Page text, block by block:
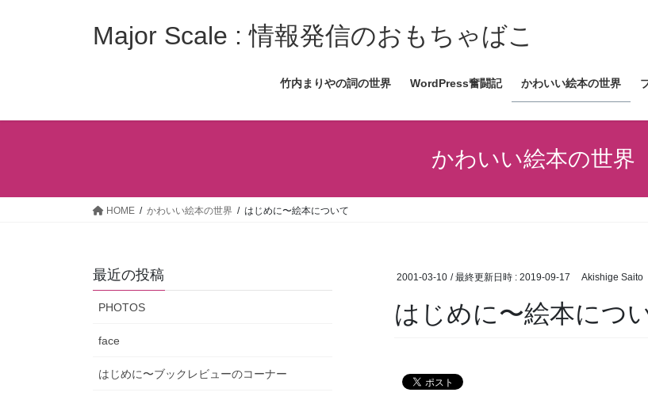
ス
ン
Major Scale : 情報発信のおもちゃばこ
竹内まりやの詞の世界 WordPress奮闘記 かわいい絵本の世界
かわいい絵本の世界
HOME かわいい絵本の世界 はじめに〜絵本について
2001-03-10 / 最終更新日時 : 2019-09-17 Akishige Saito
はじめに〜絵本につ
最近の投稿
PHOTOS
face
はじめに〜ブックレビューのコーナー